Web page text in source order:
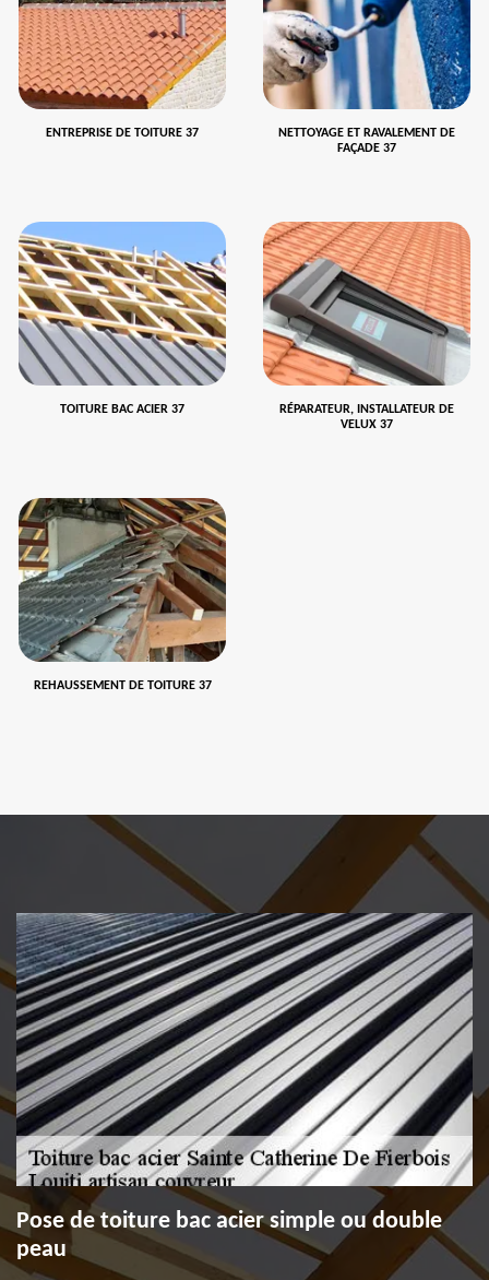
ENTREPRISE DE TOITURE 37
NETTOYAGE ET RAVALEMENT DE
FAÇADE 37
TOITURE BAC ACIER 37
RÉPARATEUR, INSTALLATEUR DE
VELUX 37
REHAUSSEMENT DE TOITURE 37
Pose de toiture bac acier simple ou double
peau